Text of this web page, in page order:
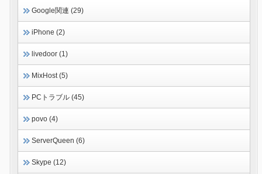
Google関連 (29)
iPhone (2)
livedoor (1)
MixHost (5)
PCトラブル (45)
povo (4)
ServerQueen (6)
Skype (12)